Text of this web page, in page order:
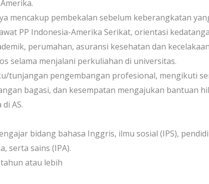
mencakup pembekalan sebelum keberangkatan
PP Indonesia-Amerika Serikat, orientasi
perumahan, asuransi kesehatan dan
selama menjalani perkuliahan di universitas.
tunjangan pengembangan profesional, mengikuti
bagasi, dan kesempatan mengajukan bantuan
AS.
bidang bahasa Inggris, ilmu sosial (IPS),
serta sains (IPA).
atau lebih